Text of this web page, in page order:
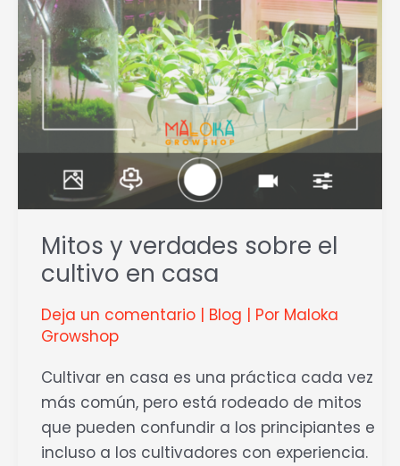
Mitos y verdades sobre el
cultivo en casa
Deja un comentario | Blog | Por Maloka
Growshop
Cultivar en casa es una práctica cada vez
más común, pero está rodeado de mitos
que pueden confundir a los principiantes e
incluso a los cultivadores con experiencia.
en
casa